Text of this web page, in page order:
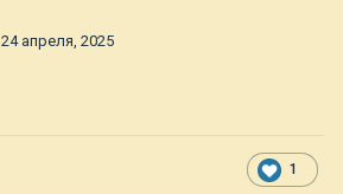
24 апреля, 2025
1